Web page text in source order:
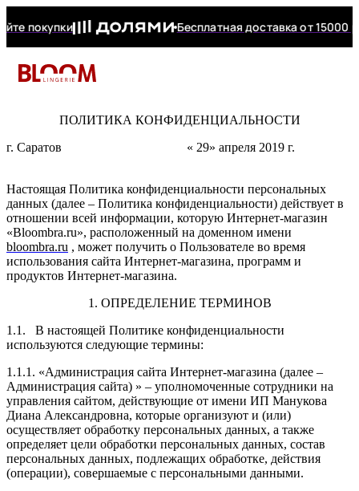
покупки Бесплатная доставка от 15000
ПОЛИТИКА КОНФИДЕНЦИАЛЬНОСТИ
г. Саратов « 29» апреля 2019 г.
Настоящая Политика конфиденциальности персональных
данных (далее – Политика конфиденциальности) действует в
отношении всей информации, которую Интернет-магазин
«Bloombra.ru», расположенный на доменном имени
bloombra.ru , может получить о Пользователе во время
использования сайта Интернет-магазина, программ и
продуктов Интернет-магазина.
1. ОПРЕДЕЛЕНИЕ ТЕРМИНОВ
1.1. В настоящей Политике конфиденциальности
используются следующие термины:
1.1.1. «Администрация сайта Интернет-магазина (далее –
Администрация сайта) » – уполномоченные сотрудники на
управления сайтом, действующие от имени ИП Манукова
Диана Александровна, которые организуют и (или)
осуществляет обработку персональных данных, а также
определяет цели обработки персональных данных, состав
персональных данных, подлежащих обработке, действия
(операции), совершаемые с персональными данными.
Бюстгальтеры на пышные
фигуры
Бюстгальтеры на среднюю и
большую грудь
Бюстгальтер без косточек
Спортивный бюстгальтер
Бюстгальтер с гладкой
чашкой
Бюстгальтер Panache
Бюстгальтер Elomi
Бюстгальтер Curvy Kate
Бюстгальтер Wonderbra
Бюстгальтер Chantelle
Бюстгальтер Simone Perele
Бюстгальтеры Nessa
Купальники большого
размера
Купальники на маленькую
грудь
Слитные купальники
Умные купальники Rodasoleil
Купальники Freya
Купальники Pain de Sucre
Плавки
Белье Nessa
Белье Panache
Белье Elomi
Белье Corin
Бельевые аксессуары
Домашняя одежда
Пляжная одежда
Подарочные сертификаты
Бренды
Новинки
Распродажа
Еще
Гарантия
Частые вопросы
Обмен и возврат
E-mail
Пароль
Восстановить пароль
Чтобы узнайть ваш размер заполните поля
Обхват под грудью
ОПРЕДЕЛИТЬ РАЗМЕР
Получить консультацию по подбору в
Telegram
+7 (927) 277-
+7 (938) 422-
Бюстгальтер
Спортивный бюстгальтер
Купальники
Трусы
Боди
Новинки
Распродажа
Бренды
Корректирующее бельё
Бельевые аксессуары
Домашняя одежда
Пляжная одежда
Плавки
Подарочные сертификаты
Саратов
Краснодар